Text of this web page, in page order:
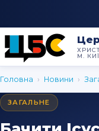
М.
Головна › Новини ›
ЗАГАЛЬНЕ